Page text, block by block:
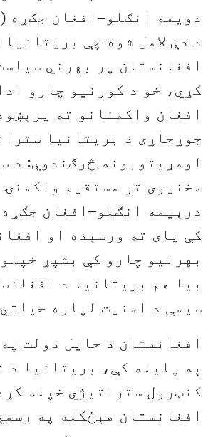
د دې لامل شوه چې بریتانیا
افغانستان پر بهرني
کړي، خو د کورنیو چارو
افغان واکمنانو ته
جوړجاړی د بریتانیا
لومړیتوبونه څرګندوي: د
مخنیوی تر مستقیم
کې پای ته ورسېده او
بهرنیو چارو کې بشپړ
بیا هم بریتانیا د
سیمې د امنیت لپاره
افغانستان د حایل دولت
په پایله کې، بریتانیا د
کنټرول ستراتیژي خپله
افغانستان هېڅکله په